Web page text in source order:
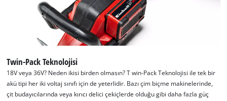
Twin-Pack Teknolojisi
18V veya 36V? Neden ikisi birden olmasın? T win-Pack Teknolojisi ile tek bir
akü tipi her iki voltaj sınıfı için de yeterlidir. Bazı çim biçme makinelerinde,
çit budayıcılarında veya kırıcı delici çekiçlerde olduğu gibi daha fazla güç